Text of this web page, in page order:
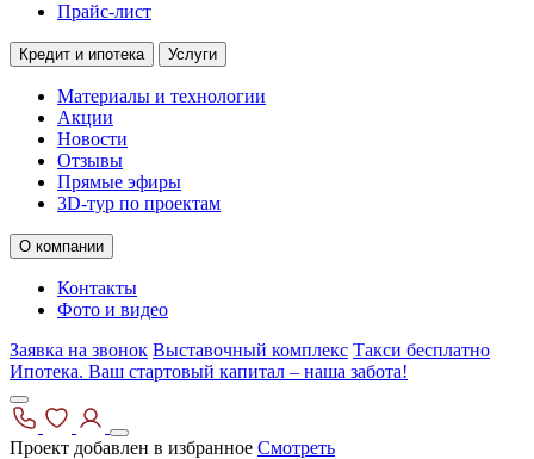
Прайс-лист
Кредит и ипотека Услуги
Материалы и технологии
Акции
Новости
Отзывы
Прямые эфиры
3D-тур по проектам
О компании
Контакты
Фото и видео
Заявка на звонок Выставочный комплекс Такси бесплатно
Ипотека. Ваш стартовый капитал – наша забота!
Проект добавлен в избранное Смотреть